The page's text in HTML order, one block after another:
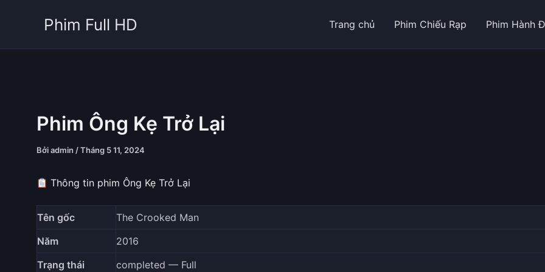
Phim Full HD Trang chủ Phim Chiếu Rạp Phim Hành
Phim Ông Kẹ Trở Lại
Bởiadmin /Tháng 5 11, 2024
Thông tin phim Ông Kẹ Trở Lại
Tên gốc
The Crooked Man
Năm
2016
Trạng thái
completed — Full